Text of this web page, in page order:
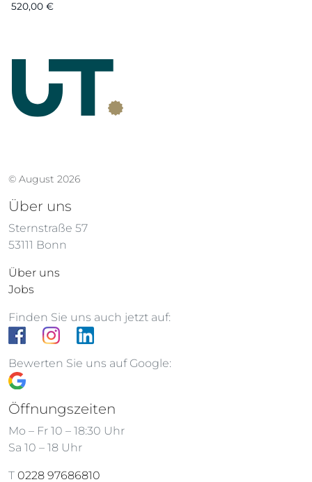
520,00 €
© August 2026
Über uns
Sternstraße 57
53111 Bonn
Über uns
Jobs
Finden Sie uns auch jetzt auf:
Bewerten Sie uns auf Google:
Öffnungszeiten
Mo – Fr 10 – 18:30 Uhr
Sa 10 – 18 Uhr
T 0228 97686810